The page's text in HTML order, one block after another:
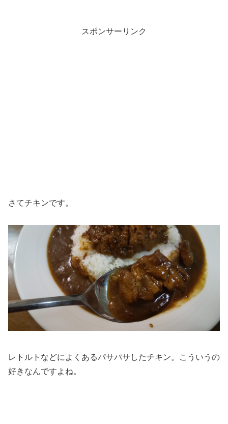
スポンサーリンク
さてチキンです。
レトルトなどによくあるパサパサしたチキン。こういうの
好きなんですよね。